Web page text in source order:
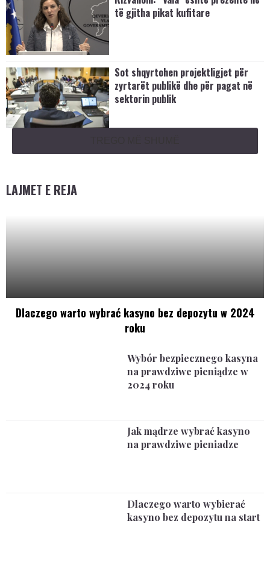
të gjitha pikat kufitare
Sot shqyrtohen projektligjet për
zyrtarët publikë dhe për pagat në
sektorin publik
LAJMET E REJA
Dlaczego warto wybrać kasyno bez depozytu w 2024
roku
Wybór bezpiecznego kasyna
na prawdziwe pieniądze w
2024 roku
Jak mądrze wybrać kasyno
na prawdziwe pieniadze
Dlaczego warto wybierać
kasyno bez depozytu na start